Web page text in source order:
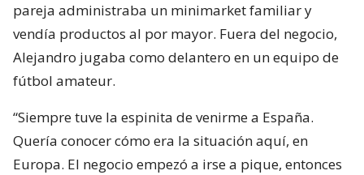
pareja administraba un minimarket familiar y
vendía productos al por mayor. Fuera del negocio,
Alejandro jugaba como delantero en un equipo de
fútbol amateur.
“Siempre tuve la espinita de venirme a España.
Quería conocer cómo era la situación aquí, en
Europa. El negocio empezó a irse a pique, entonces